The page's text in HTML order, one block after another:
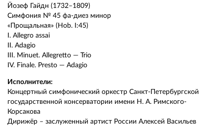
Йозеф Гайдн (1732–1809)
Симфония № 45 фа-диез минор
«Прощальная» (Hob. I:45)
I. Allegro assai
II. Adagio
III. Minuet. Allegretto — Trio
IV. Finale. Presto — Adagio
Исполнители:
Концертный симфонический оркестр Санкт-Петербургской
государственной консерватории имени Н. А. Римского-
Корсакова
Дирижёр – заслуженный артист России Алексей Васильев